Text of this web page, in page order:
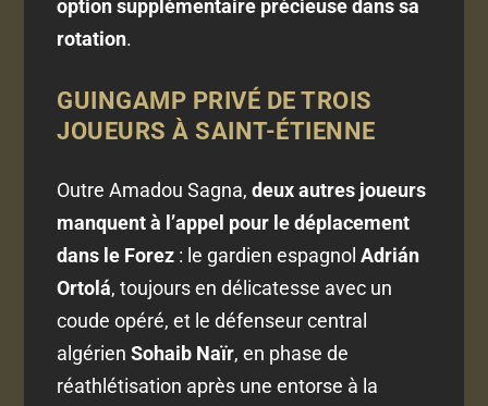
option supplémentaire précieuse dans sa
rotation.
GUINGAMP PRIVÉ DE TROIS
JOUEURS À SAINT-ÉTIENNE
Outre Amadou Sagna,deux autres joueurs
manquent à l’appel pour le déplacement
dans le Forez : le gardien espagnolAdrián
Ortolá, toujours en délicatesse avec un
coude opéré, et le défenseur central
algérienSohaib Naïr, en phase de
réathlétisation après une entorse à la